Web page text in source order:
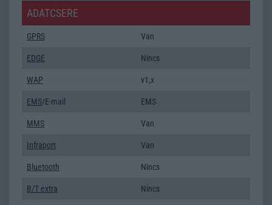
ADATCSERE
GPRS Van
EDGE Nincs
WAP v1,x
EMS/E-mail EMS
MMS Van
Infraport Van
Bluetooth Nincs
B/T extra Nincs